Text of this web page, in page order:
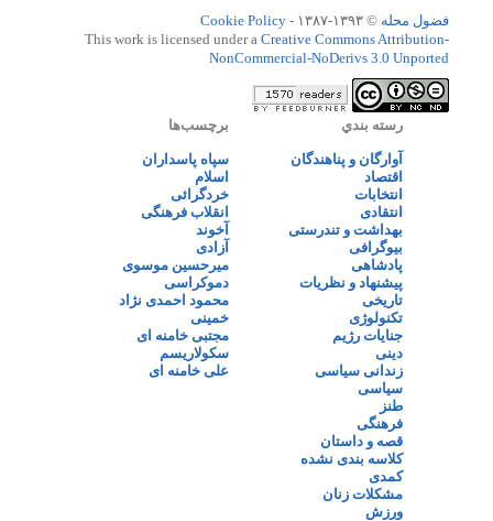
فضول محله © ۱۳۹۳-۱۳۸۷ -
Cookie Policy
This work is licensed under a Creative Commons Attribution-
NonCommercial-NoDerivs 3.0 Unported
رسته بندي
آوارگان و پناهندگان
اقتصاد
انتخابات
انتقادی
بهداشت و تندرستی
بیوگرافی
پادشاهی
پیشنهاد و نظریات
تاریخی
تکنولوژی
جنایات رژیم
دینی
زندانی سیاسی
سیاسی
طنز
فرهنگی
قصه و داستان
کلاسه بندی نشده
کمدی
مشکلات زنان
ورزش
برچسب‌ها
سپاه پاسداران
اسلام
خردگرائی
انقلاب فرهنگی
آخوند
آزادی
میرحسین موسوی
دموکراسی
محمود احمدی نژاد
خمینی
مجتبی خامنه ای
سکولاریسم
علی خامنه ای